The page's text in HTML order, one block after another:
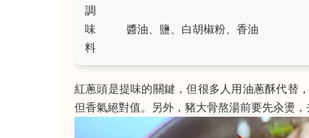
調
味
料
醬油、鹽、白胡椒粉、香油
紅蔥頭是提味的關鍵，但很多人用油蔥酥代替
但香氣絕對值。另外，豬大骨熬湯前要先汆燙